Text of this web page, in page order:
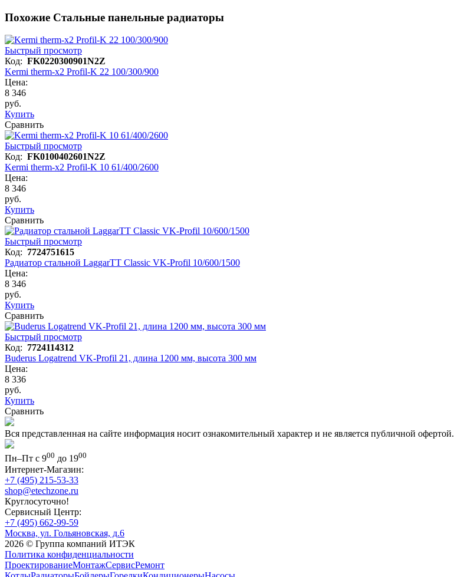
Похожие Стальные панельные радиаторы
Быстрый просмотр
Код: FK0220300901N2Z
Kermi therm-x2 Profil-K 22 100/300/900
Цена:
8 346
руб.
Купить
Сравнить
Быстрый просмотр
Код: FK0100402601N2Z
Kermi therm-x2 Profil-K 10 61/400/2600
Цена:
8 346
руб.
Купить
Сравнить
Быстрый просмотр
Код: 7724751615
Радиатор стальной LaggarTT Classic VK-Profil 10/600/1500
Цена:
8 346
руб.
Купить
Сравнить
Быстрый просмотр
Код: 7724114312
Buderus Logatrend VK-Profil 21, длина 1200 мм, высота 300 мм
Цена:
8 336
руб.
Купить
Сравнить
Вся представленная на сайте информация носит ознакомительный характер и не является публичной офертой.
Пн–Пт с 900 до 1900
Интернет-Магазин:
+7 (495) 215-53-33
shop@etechzone.ru
Круглосуточно!
Сервисный Центр:
+7 (495) 662-99-59
Москва, ул. Гольяновская, д.6
2026 © Группа компаний ИТЭК
Политика конфиденциальности
ПроектированиеМонтажСервисРемонт